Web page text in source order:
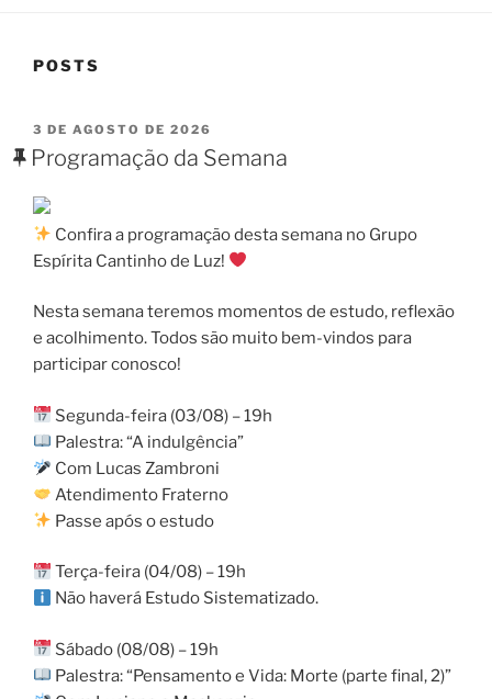
POSTS
PUBLICADO
EM
3 DE AGOSTO DE 2026
Programação da Semana
Confira a programação desta semana no Grupo
Espírita Cantinho de Luz!
Nesta semana teremos momentos de estudo, reflexão
e acolhimento. Todos são muito bem-vindos para
participar conosco!
Segunda-feira (03/08) – 19h
Palestra: “A indulgência”
Com Lucas Zambroni
Atendimento Fraterno
Passe após o estudo
Terça-feira (04/08) – 19h
Não haverá Estudo Sistematizado.
Sábado (08/08) – 19h
Palestra: “Pensamento e Vida: Morte (parte final, 2)”